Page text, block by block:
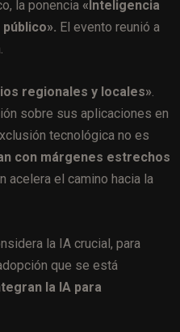
la ponencia «Inteligencia
El evento reunió a
regionales y locales».
sobre sus aplicaciones en
tecnológica no es
con márgenes estrechos
acelera el camino hacia la
la IA crucial, para
que se está
la IA para